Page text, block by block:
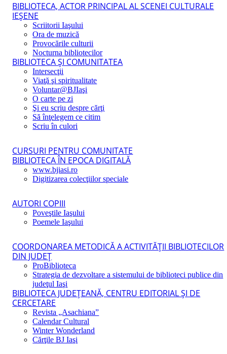
BIBLIOTECA, ACTOR PRINCIPAL AL SCENEI CULTURALE
IEŞENE
Scriitorii Iaşului
Ora de muzică
Provocările culturii
Nocturna bibliotecilor
BIBLIOTECA ŞI COMUNITATEA
Intersecţii
Viaţă şi spiritualitate
Voluntar@BJIaşi
O carte pe zi
Şi eu scriu despre cărţi
Să înţelegem ce citim
Scriu în culori
CURSURI PENTRU COMUNITATE
BIBLIOTECA ÎN EPOCA DIGITALĂ
www.bjiasi.ro
Digitizarea colecţiilor speciale
AUTORI COPIII
Poveştile Iaşului
Poemele Iaşului
COORDONAREA METODICĂ A ACTIVITĂŢII BIBLIOTECILOR
DIN JUDEŢ
ProBiblioteca
Strategia de dezvoltare a sistemului de biblioteci publice din
judeţul Iaşi
BIBLIOTECA JUDEŢEANĂ, CENTRU EDITORIAL ŞI DE
CERCETARE
Revista „Asachiana”
Calendar Cultural
Winter Wonderland
Cărţile BJ Iaşi